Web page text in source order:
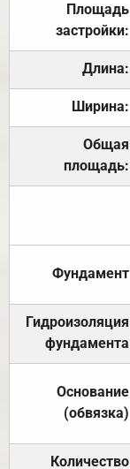
Площадь
застройки:
Длина:
Ширина:
Общая
площадь:
Фундамент
Гидроизоляция
фундамента
Основание
(обвязка)
Количество